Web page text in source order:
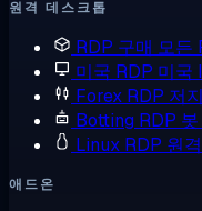
원격 데스크톱
RDP 구매 모든
미국 RDP 미국
Forex RDP 저
Botting RDP
Linux RDP 원
애드온